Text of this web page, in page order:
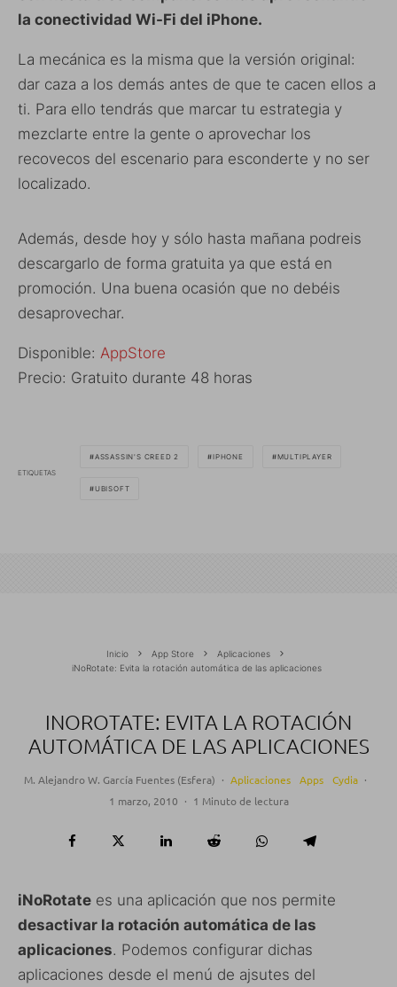
la conectividad Wi-Fi del iPhone.
La mecánica es la misma que la versión original:
dar caza a los demás antes de que te cacen ellos a
ti. Para ello tendrás que marcar tu estrategia y
mezclarte entre la gente o aprovechar los
recovecos del escenario para esconderte y no ser
localizado.
Además, desde hoy y sólo hasta mañana podreis
descargarlo de forma gratuita ya que está en
promoción. Una buena ocasión que no debéis
desaprovechar.
Disponible: AppStore
Precio: Gratuito durante 48 horas
ETIQUETAS
ASSASSIN'S CREED 2 IPHONE MULTIPLAYER
UBISOFT
Inicio App Store
Aplicaciones
iNoRotate: Evita la rotación automática de las aplicaciones
INOROTATE: EVITA LA ROTACIÓN
AUTOMÁTICA DE LAS APLICACIONES
M. Alejandro W. García Fuentes (Esfera) · Aplicaciones Apps Cydia ·
1 marzo, 2010 · 1 Minuto de lectura
iNoRotate es una aplicación que nos permite
desactivar la rotación automática de las
aplicaciones. Podemos configurar dichas
aplicaciones desde el menú de ajsutes del